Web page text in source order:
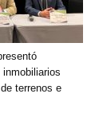
inmobiliarios
terrenos e